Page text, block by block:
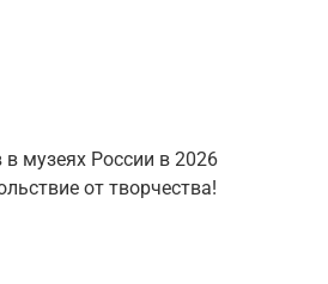
музеях России в 2026
от творчества!